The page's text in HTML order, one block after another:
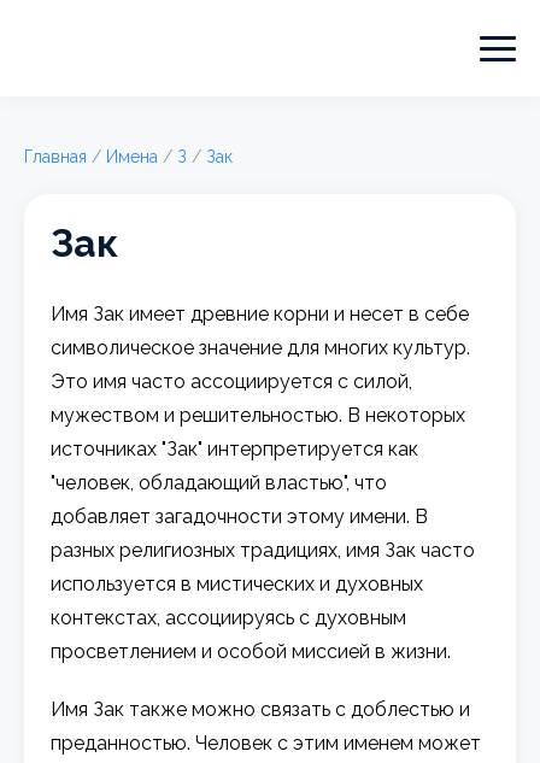
Главная / Имена / З / Зак
Зак
Имя Зак имеет древние корни и несет в себе
символическое значение для многих культур.
Это имя часто ассоциируется с силой,
мужеством и решительностью. В некоторых
источниках "Зак" интерпретируется как
"человек, обладающий властью", что
добавляет загадочности этому имени. В
разных религиозных традициях, имя Зак часто
используется в мистических и духовных
контекстах, ассоциируясь с духовным
просветлением и особой миссией в жизни.
Имя Зак также можно связать с доблестью и
преданностью. Человек с этим именем может